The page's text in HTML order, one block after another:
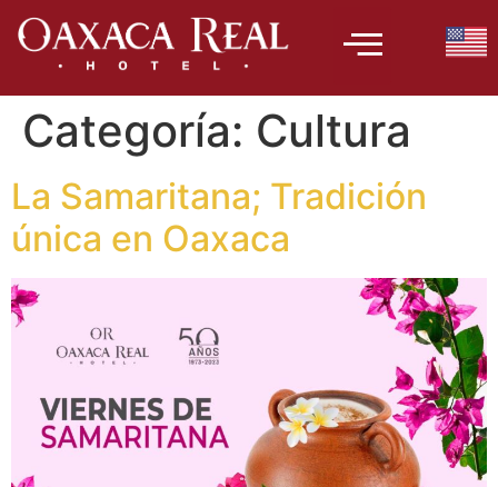
Categoría: Cultura
La Samaritana; Tradición
única en Oaxaca